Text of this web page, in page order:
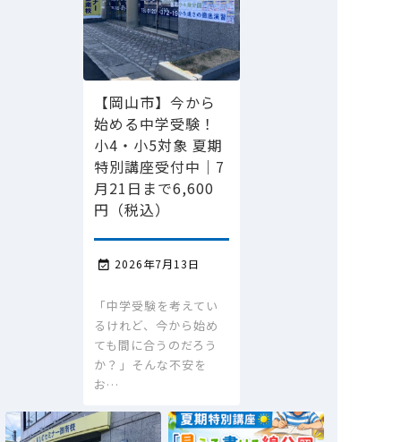
【岡山市】今から
始める中学受験！
小4・小5対象 夏期
特別講座受付中｜7
月21日まで6,600
円（税込）
 2026年7月13日
「中学受験を考えてい
るけれど、今から始め
ても間に合うのだろう
か？」そんな不安を
お…